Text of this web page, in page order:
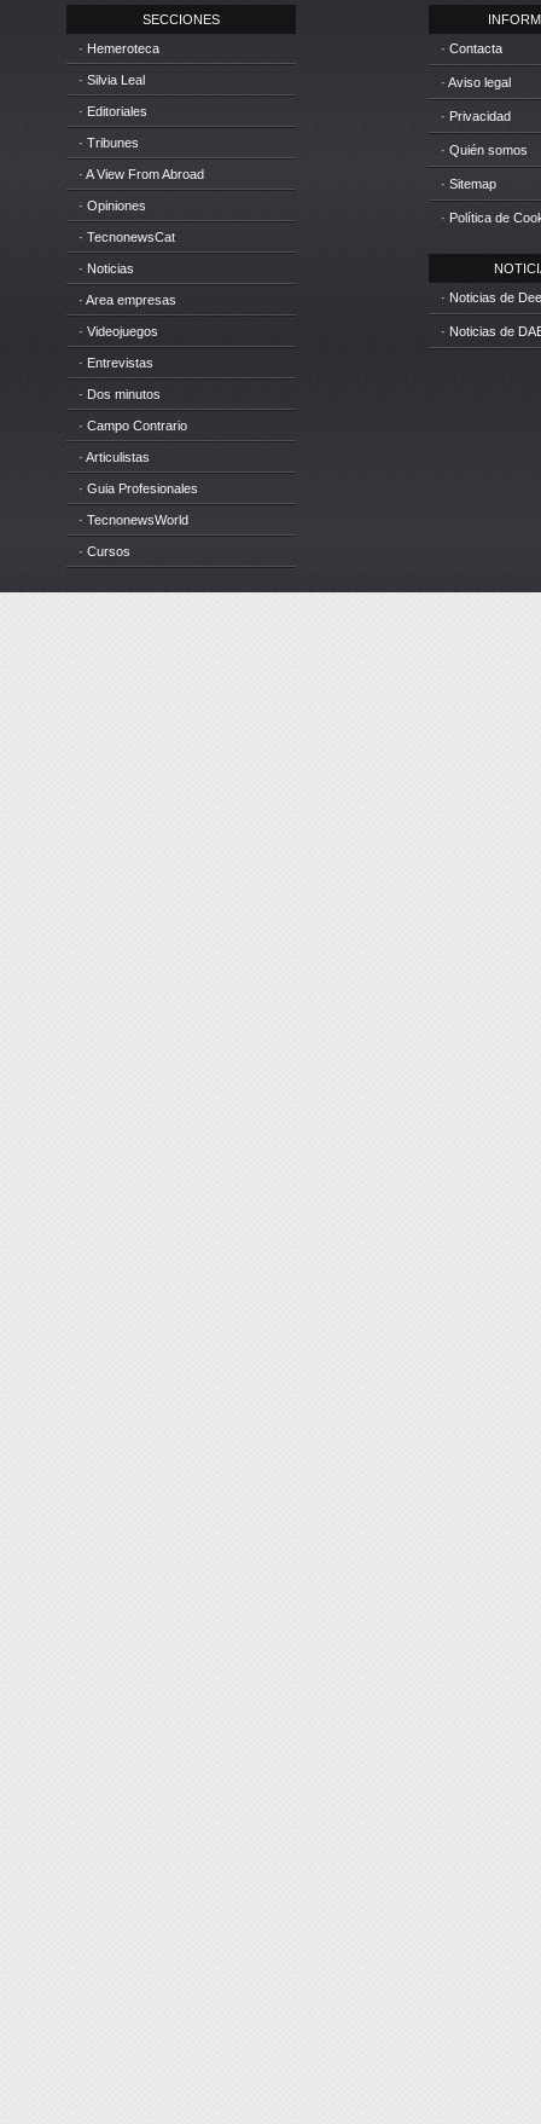
SECCIONES
· Hemeroteca
· Silvia Leal
· Editoriales
· Tribunes
· A View From Abroad
· Opiniones
· TecnonewsCat
· Noticias
· Area empresas
· Videojuegos
· Entrevistas
· Dos minutos
· Campo Contrario
· Articulistas
· Guia Profesionales
· TecnonewsWorld
· Cursos
· Contacta
· Aviso legal
· Privacidad
· Quién somos
· Sitemap
· Política de
· Noticias de
· Noticias de